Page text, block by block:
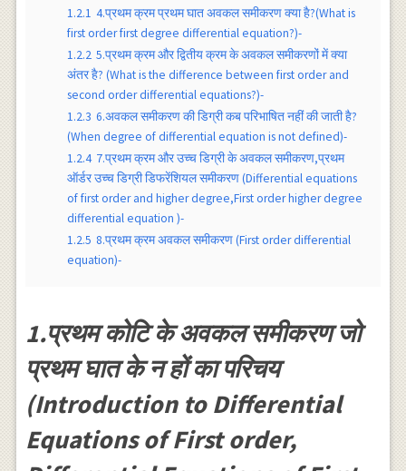
1.2.1 4.प्रथम क्रम प्रथम घात अवकल समीकरण क्या है?(What is
first order first degree differential equation?)-
1.2.2 5.प्रथम क्रम और द्वितीय क्रम के अवकल समीकरणों में क्या
अंतर है? (What is the difference between first order and
second order differential equations?)-
1.2.3 6.अवकल समीकरण की डिग्री कब परिभाषित नहीं की जाती है?
(When degree of differential equation is not defined)-
1.2.4 7.प्रथम क्रम और उच्च डिग्री के अवकल समीकरण,प्रथम
ऑर्डर उच्च डिग्री डिफरेंशियल समीकरण (Differential equations
of first order and higher degree,First order higher degree
differential equation )-
1.2.5 8.प्रथम क्रम अवकल समीकरण (First order differential
equation)-
1.प्रथम कोटि के अवकल समीकरण जो
प्रथम घात के न हों का परिचय
(Introduction to Differential
Equations of First order,